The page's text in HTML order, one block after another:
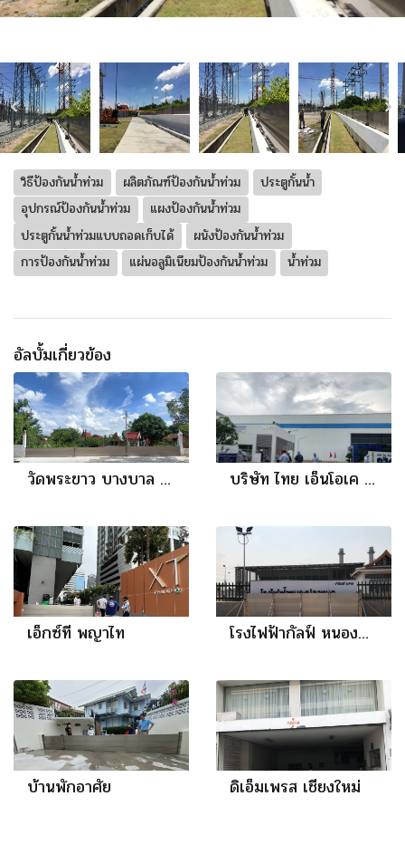
วิธีป้องกันน้ำท่วม ผลิตภัณฑ์ป้องกันน้ำท่วม
ประตูกั้นน้ำ
อุปกรณ์ป้องกันน้ำท่วม
แผงป้องกันน้ำท่วม
ประตูกั้นน้ำท่วมแบบถอดเก็บได้
ผนังป้องกันน้ำท่วม
การป้องกันน้ำท่วม
แผ่นอลูมิเนียมป้องกันน้ำท่วม น้ำท่วม
อัลบั้มเกี่ยวข้อง
วัดพระขาว บางบาล จ.อยุธยา บริษัท ไทย เอ็นโอเค จำกัด
เอ็กซ์ที พญาไท โรงไฟฟ้ากัลฟ์ หนองปลาหมอ สระบุรี
บ้านพักอาศัย ดิเอ็มเพรส เชียงใหม่